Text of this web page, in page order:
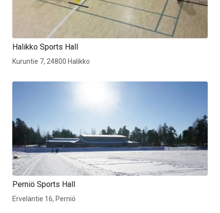
Halikko Sports Hall
Kuruntie 7, 24800 Halikko
Perniö Sports Hall
Erveläntie 16, Perniö